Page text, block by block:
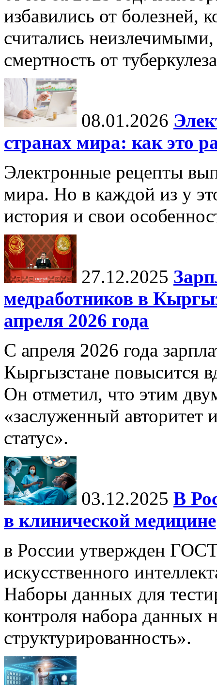
избавились от болезней,
считались неизлечимыми,
смертность от
08.01.2026
странах мира: как это
Электронные рецепты
мира. Но в каждой из у
история и свои
27.12.2025
медработников в
апреля 2026 года
С апреля 2026 года
Кыргызстане повысится
Он отметил, что этим
«заслуженный
статус».
03.12.2025 В
в клинической медицине
в России утвержден
искусственного
Наборы данных для
контроля набора данных
структурированность».